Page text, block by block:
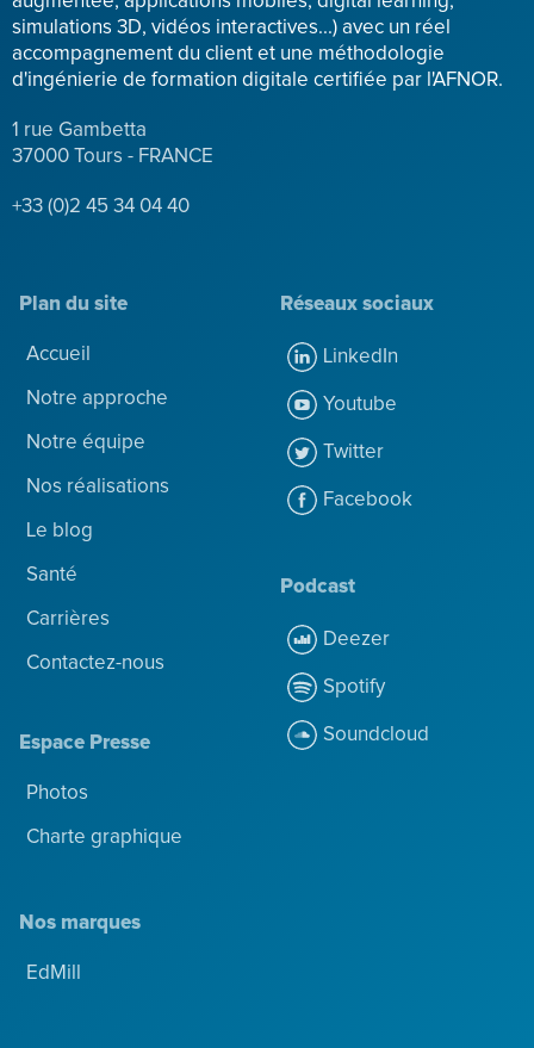
simulations 3D, vidéos interactives...) avec un réel
accompagnement du client et une méthodologie
d'ingénierie de formation digitale certifiée par l'AFNOR.
1 rue Gambetta
37000 Tours - FRANCE
+33 (0)2 45 34 04 40
Plan du site
Accueil
Notre approche
Notre équipe
Nos réalisations
Le blog
Santé
Carrières
Contactez-nous
Réseaux sociaux
LinkedIn
Youtube
Twitter
Facebook
Podcast
Deezer
Spotify
Soundcloud
Espace Presse
Photos
Charte graphique
Nos marques
EdMill